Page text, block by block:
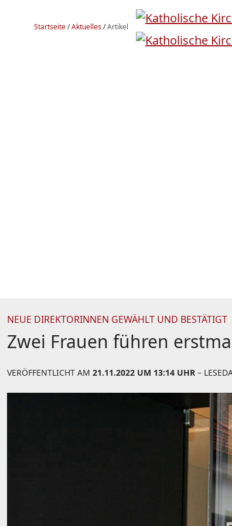
Startseite/Aktuelles/Artikel
NEUE DIREKTORINNEN GEWÄHLT UND BESTÄTIGT
Zwei Frauen führen
VERÖFFENTLICHT AM 21.11.2022 UM 13:14 UHR –